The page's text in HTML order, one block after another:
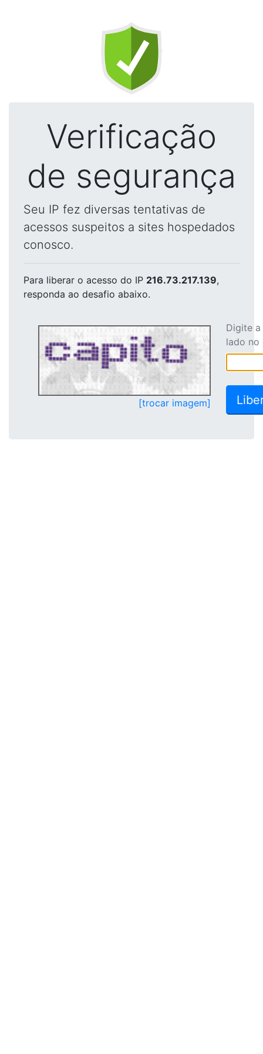
Verificação
de segurança
Seu IP fez diversas tentativas de
acessos suspeitos a sites hospedados
conosco.
Para liberar o acesso do IP 216.73.217.139,
responda ao desafio abaixo.
[trocar imagem]
Digite
lado no